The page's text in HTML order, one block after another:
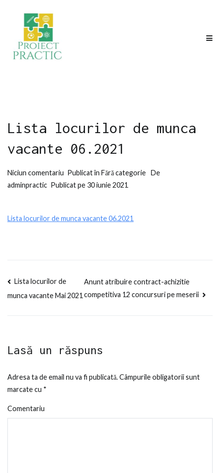
conținut
Lista locurilor de munca
vacante 06.2021
Niciun comentariu la
Lista
munca
Publicat înFără categorie De
adminpractic Publicat pe 30 iunie 2021
Lista locurilor de munca vacante 06.2021
Navigare
Lista locurilor de
munca vacante Mai 2021
Anunt atribuire contract-achizitie
competitiva 12 concursuri pe meserii
Lasă un răspuns
Adresa ta de email nu va fi publicată.Câmpurile obligatorii sunt
marcate cu *
Comentariu